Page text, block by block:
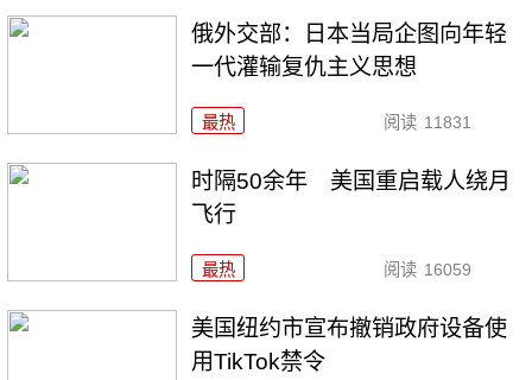
俄外交部：日本当局企图向年轻
一代灌输复仇主义思想
最热 阅读 11831
时隔50余年 美国重启载人绕月
飞行
最热 阅读 16059
美国纽约市宣布撤销政府设备使
用TikTok禁令